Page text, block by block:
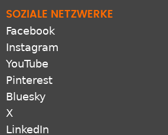
SOZIALE NETZWERKE
Facebook
Instagram
YouTube
Pinterest
Bluesky
X
LinkedIn